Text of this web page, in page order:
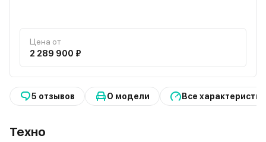
Цена от
2 289 900 ₽
5 отзывов О модели Все
Техно